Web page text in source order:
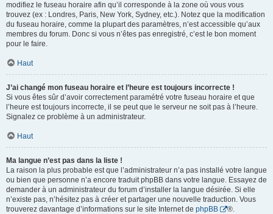
modifiez le fuseau horaire afin qu’il corresponde à la zone où vous vous
trouvez (ex : Londres, Paris, New York, Sydney, etc.). Notez que la modification
du fuseau horaire, comme la plupart des paramètres, n’est accessible qu’aux
membres du forum. Donc si vous n’êtes pas enregistré, c’est le bon moment
pour le faire.
Haut
J’ai changé mon fuseau horaire et l’heure est toujours incorrecte !
Si vous êtes sûr d’avoir correctement paramétré votre fuseau horaire et que
l’heure est toujours incorrecte, il se peut que le serveur ne soit pas à l’heure.
Signalez ce problème à un administrateur.
Haut
Ma langue n’est pas dans la liste !
La raison la plus probable est que l’administrateur n’a pas installé votre langue
ou bien que personne n’a encore traduit phpBB dans votre langue. Essayez de
demander à un administrateur du forum d’installer la langue désirée. Si elle
n’existe pas, n’hésitez pas à créer et partager une nouvelle traduction. Vous
trouverez davantage d’informations sur le site Internet de phpBB ®.